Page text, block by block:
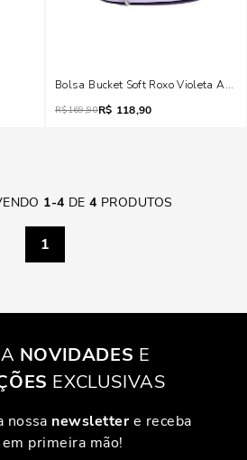
Bolsa Bucket Soft Roxo Violeta Alça
R$169,90R$ 118,90
1-4 DE4 PRODUTOS
1
NOVIDADES E
EXCLUSIVAS
nossa newslettere receba
primeira mão!